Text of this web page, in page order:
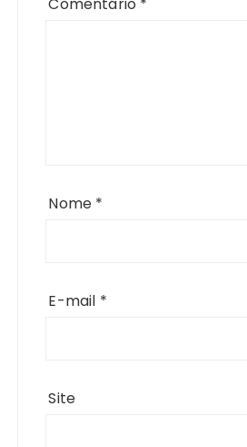
Nome *
E-mail *
Site